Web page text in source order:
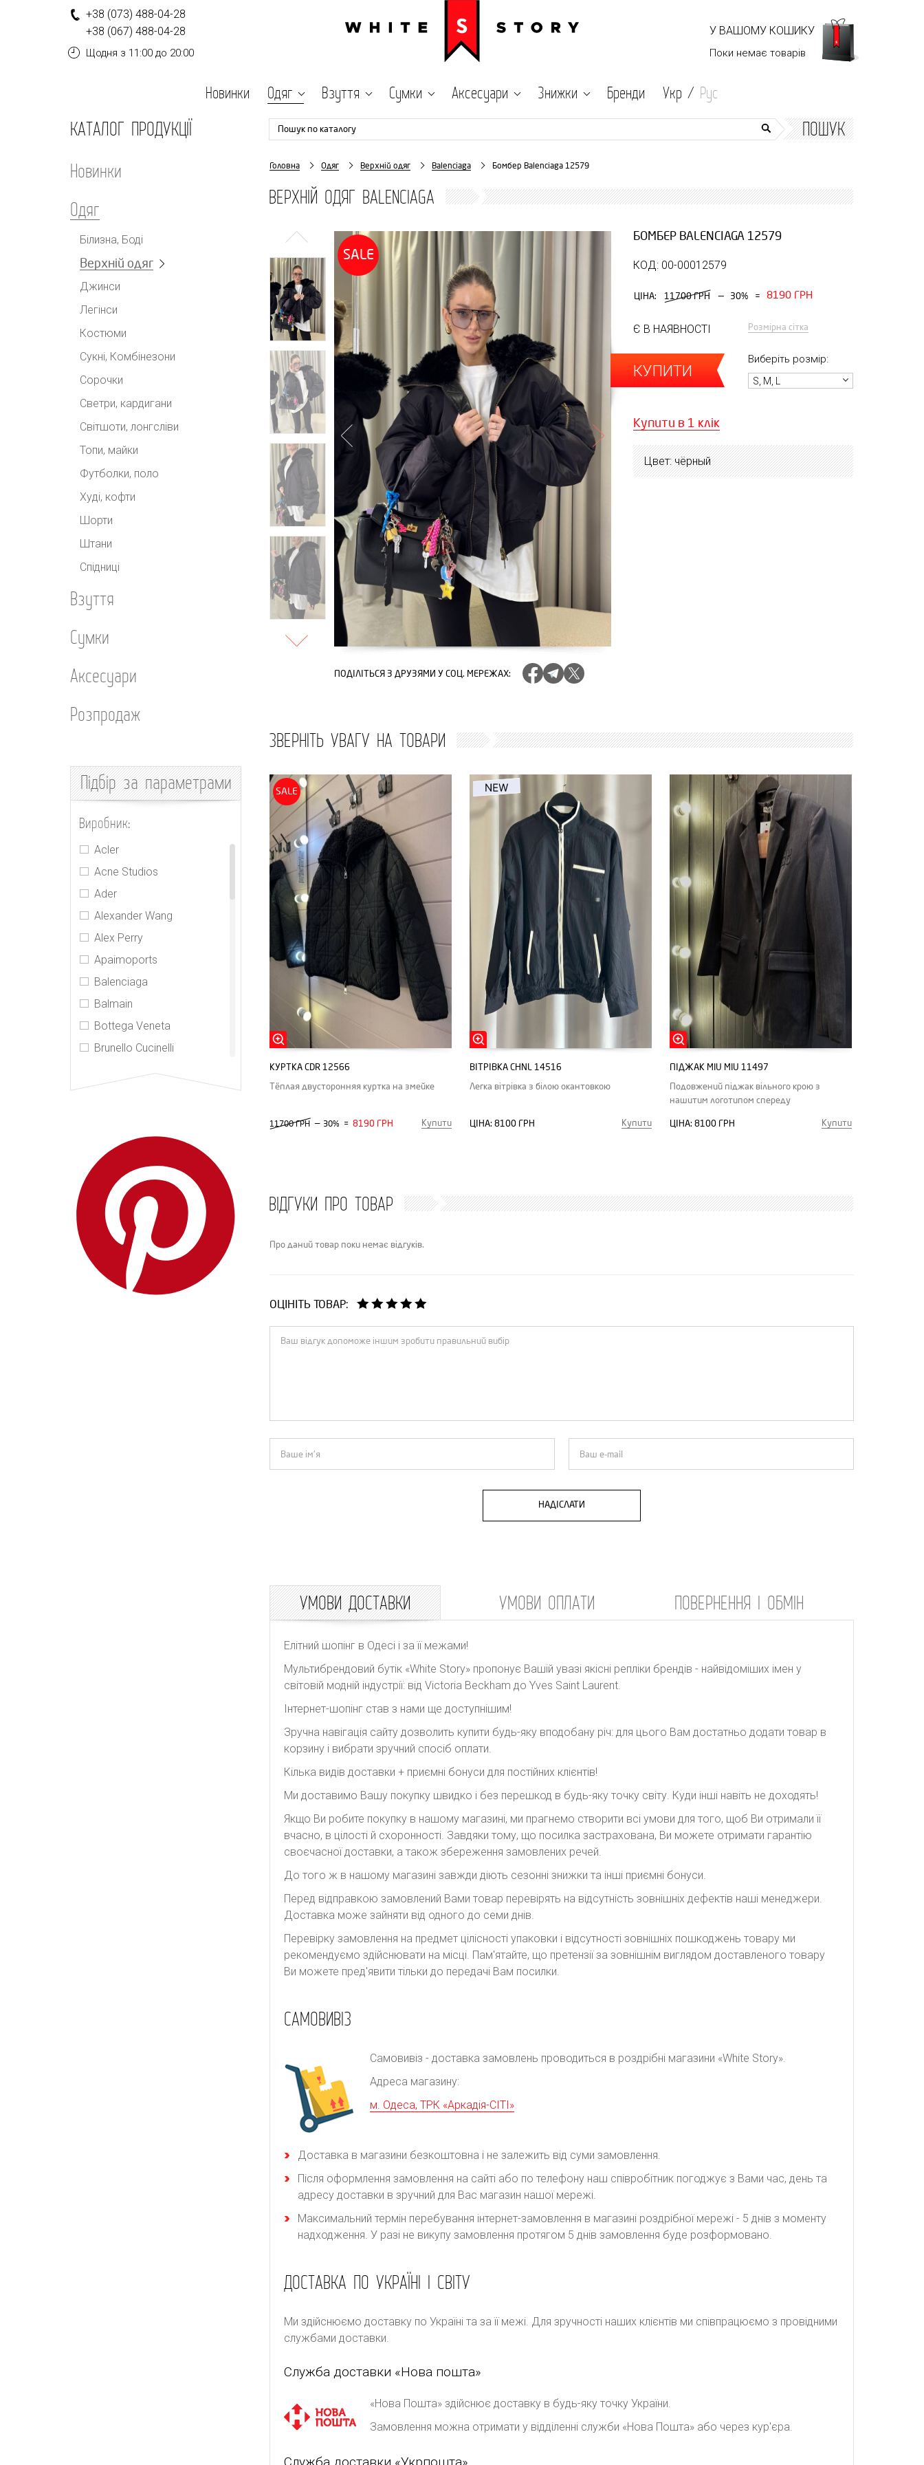
+38 (073) 488-04-28
+38 (067) 488-04-28
Щодня з 11:00 до 20:00
У ВАШОМУ КОШИКУ
Поки немає товарів
Новинки Одяг Взуття Сумки Аксесуари Знижки Бренди Укр / Рус
КАТАЛОГ ПРОДУКЦІЇ
Новинки
Одяг
Білизна, Боді
Верхній одяг
Джинси
Легінси
Костюми
Сукні, Комбінезони
Сорочки
Светри, кардигани
Світшоти, лонгсліви
Топи, майки
Футболки, поло
Худі, кофти
Шорти
Штани
Спідниці
Взуття
Сумки
Аксесуари
Розпродаж
Підбірза параметрами
Виробник:
Acler
Acne Studios
Ader
Alexander Wang
Alex Perry
Apaimoports
Balenciaga
Balmain
Bottega Veneta
Brunello Cucinelli
Chrome Hearts
Elizabeth and James
Gucci
Hermes
IENKI IENKI
Isabel Marant
Jacquemus
Пошук по каталогу ПОШУК
Головна Одяг Верхній одяг Balenciaga Бомбер Balenciaga 12579
ВЕРХНІЙ ОДЯГ BALENCIAGA
SALE
ПОДІЛІТЬСЯ З ДРУЗЯМИ У СОЦ. МЕРЕЖАХ:
БОМБЕР BALENCIAGA 12579
КОД: 00-00012579
ЦІНА: 11700 ГРН — 30% = 8190 ГРН
Є В НАЯВНОСТІ Розмірна сітка
КУПИТИ
Виберіть розмір:
S, M, L
Купити в 1 клік
Цвет: чёрный
ЗВЕРНІТЬ УВАГУ НА ТОВАРИ
SALE
КУРТКА CDR 12566
Тёплая двусторонняя куртка на змейке
11700 ГРН — 30% = 8190 ГРН Купити
ВІТРІВКА CHNL 14516
Легка вітрівка з білою окантовкою
ЦІНА: 8100 ГРН Купити
ПІДЖАК MIU MIU 11497
Подовжений піджак вільного крою з
нашитим логотипом спереду
ЦІНА: 8100 ГРН Купити
ВІДГУКИ ПРО ТОВАР
Про даний товар поки немає відгуків.
ОЦІНІТЬ ТОВАР:
НАДІСЛАТИ
УМОВИ ДОСТАВКИ УМОВИ ОПЛАТИ ПОВЕРНЕННЯ І ОБМІН
Елітний шопінг в Одесі і за її межами!
Мультибрендовий бутік «White Story» пропонує Вашій увазі якісні репліки брендів - найвідоміших імен у
світовій модній індустрії: від Victoria Beckham до Yves Saint Laurent.
Інтернет-шопінг став з нами ще доступнішим!
Зручна навігація сайту дозволить купити будь-яку вподобану річ: для цього Вам достатньо додати товар в
корзину і вибрати зручний спосіб оплати.
Кілька видів доставки + приємні бонуси для постійних клієнтів!
Ми доставимо Вашу покупку швидко і без перешкод в будь-яку точку світу. Куди інші навіть не доходять!
Якщо Ви робите покупку в нашому магазині, ми прагнемо створити всі умови для того, щоб Ви отримали її
вчасно, в цілості й схоронності. Завдяки тому, що посилка застрахована, Ви можете отримати гарантію
своєчасної доставки, а також збереження замовлених речей.
До того ж в нашому магазині завжди діють сезонні знижки та інші приємні бонуси.
Перед відправкою замовлений Вами товар перевірять на відсутність зовнішніх дефектів наші менеджери.
Доставка може зайняти від одного до семи днів.
Перевірку замовлення на предмет цілісності упаковки і відсутності зовнішніх пошкоджень товару ми
рекомендуємо здійснювати на місці. Пам'ятайте, що претензії за зовнішнім виглядом доставленого товару
Ви можете пред'явити тільки до передачі Вам посилки.
САМОВИВІЗ
Самовивіз - доставка замовлень проводиться в роздрібні магазини «White Story».
Адреса магазину:
м. Одеса, ТРК «Аркадія-СІТІ»
Доставка в магазини безкоштовна і не залежить від суми замовлення.
Після оформлення замовлення на сайті або по телефону наш співробітник погоджує з Вами час, день та
адресу доставки в зручний для Вас магазин нашої мережі.
Максимальний термін перебування інтернет-замовлення в магазині роздрібної мережі - 5 днів з моменту
надходження. У разі не викупу замовлення протягом 5 днів замовлення буде розформовано.
ДОСТАВКА ПО УКРАЇНІ І СВІТУ
Ми здійснюємо доставку по Україні та за її межі. Для зручності наших клієнтів ми співпрацюємо з провідними
службами доставки.
Служба доставки «Нова пошта»
«Нова Пошта» здійснює доставку в будь-яку точку України.
Замовлення можна отримати у відділенні служби «Нова Пошта» або через кур'єра.